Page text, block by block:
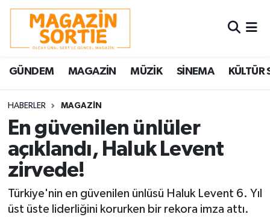
GÜNDEM MAGAZİN MÜZİK SİNEMA KÜLTÜR
HABERLER MAGAZİN
En güvenilen ünlüler
açıklandı, Haluk Levent
zirvede!
Türkiye'nin en güvenilen ünlüsü Haluk Levent 6. Yıl
üst üste liderliğini korurken bir rekora imza attı.
Nöbetçi Eczaneler
Hava Durumu
Trafik Durumu
Süper Lig Puan Durumu ve Fikstür
Tüm Manşetler
Son Dakika Haberleri